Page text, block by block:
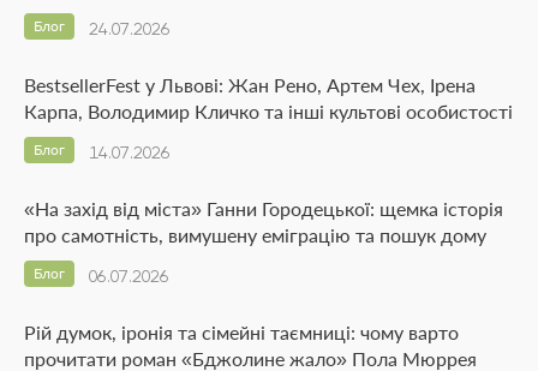
24.07.2026
Блог
BestsellerFest у Львові: Жан Рено, Артем Чех, Ірена
Карпа, Володимир Кличко та інші культові особистості
14.07.2026
Блог
«На захід від міста» Ганни Городецької: щемка історія
про самотність, вимушену еміграцію та пошук дому
06.07.2026
Блог
Рій думок, іронія та сімейні таємниці: чому варто
прочитати роман «Бджолине жало» Пола Мюррея